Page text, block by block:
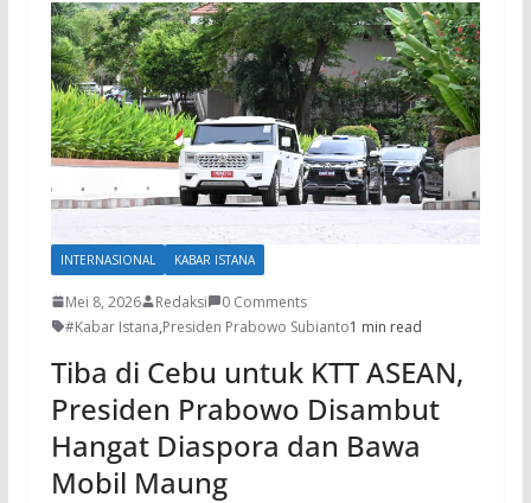
INTERNASIONAL KABAR ISTANA
Mei 8, 2026 Redaksi
0 Comments
#Kabar Istana,Presiden Prabowo Subianto1 min read
Tiba di Cebu untuk KTT ASEAN,
Presiden Prabowo Disambut
Hangat Diaspora dan Bawa
Mobil Maung